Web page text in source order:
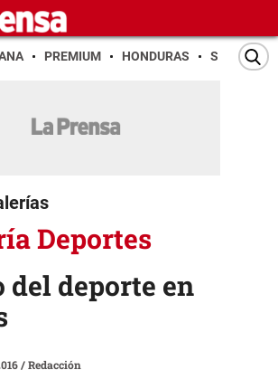
PREMIUM HONDURAS SAN PEDRO
Deportes
del deporte en
/Redacción